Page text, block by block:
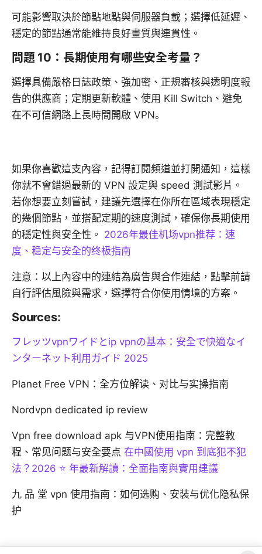
可能影響取決於節點地點與伺服器負載；選擇低延遲、
穩定的節點通常能維持良好畫質與連貫性。
問題 10：長期使用有哪些安全考量？
選擇具備嚴格日誌政策、強加密、正規審核與透明度報
告的供應商；定期更新軟體、使用 Kill Switch、避免
在不可信網路上長時間開啟 VPN。
如果你喜歡這支內容，記得訂閱頻道並打開通知，這樣
你就不會錯過最新的 VPN 設定與 speed 測試影片。
若你想要立刻嘗試，建議先選擇在你所在區域表現穩定
的幾個節點，並搭配定期的速度測試，確保你長期使用
的穩定性與安全性。 2026年最佳机场vpn推荐：速
度、稳定与安全的终极指南
注意：以上內容中的連結為廣告與合作連結，點擊前請
自行評估風險與需求，選擇符合你使用情境的方案。
Sources:
フレッツvpnワイドとip vpnの基本：安全で快適なイ
ンターネット利用ガイド 2025
Planet Free VPN：全方位解读、对比与实操指南
Nordvpn dedicated ip review
Vpn free download apk 与VPN使用指南：完整教
程、常见问题与安全要点 在中國使用 vpn 到底犯不犯
法？2026 ⭐ 年最新解讀：全面指南與實用建議
九 品 堂 vpn 使用指南：如何选购、安装与优化隐私保
护